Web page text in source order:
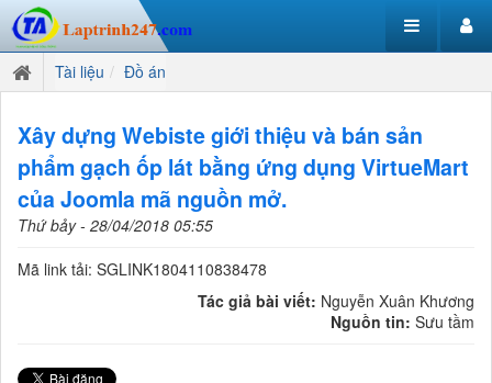
Tài liệu Đồ án
Xây dựng Webiste giới thiệu và bán sản
phẩm gạch ốp lát bằng ứng dụng VirtueMart
của Joomla mã nguồn mở.
Thứ bảy - 28/04/2018 05:55
Mã link tải: SGLINK1804110838478
Tác giả bài viết: Nguyễn Xuân Khương
Nguồn tin: Sưu tầm